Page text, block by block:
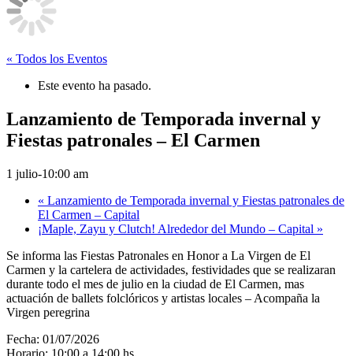
« Todos los Eventos
Este evento ha pasado.
Lanzamiento de Temporada invernal y
Fiestas patronales – El Carmen
1 julio-10:00 am
« Lanzamiento de Temporada invernal y Fiestas patronales de
El Carmen – Capital
¡Maple, Zayu y Clutch! Alrededor del Mundo – Capital »
Se informa las Fiestas Patronales en Honor a La Virgen de El
Carmen y la cartelera de actividades, festividades que se realizaran
durante todo el mes de julio en la ciudad de El Carmen, mas
actuación de ballets folclóricos y artistas locales – Acompaña la
Virgen peregrina
Fecha: 01/07/2026